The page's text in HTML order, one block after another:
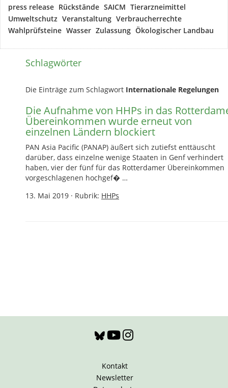
press release Rückstände SAICM Tierarzneimittel
Umweltschutz Veranstaltung Verbraucherrechte
Wahlprüfsteine Wasser Zulassung Ökologischer Landbau
Schlagwörter
Die Einträge zum Schlagwort Internationale Regelungen
Die Aufnahme von HHPs in das
Übereinkommen wurde erneut von
einzelnen Ländern blockiert
PAN Asia Pacific (PANAP) äußert sich zutiefst enttäuscht
darüber, dass einzelne wenige Staaten in Genf verhindert
haben, vier der fünf für das Rotterdamer Übereinkommen
vorgeschlagenen hochgef� …
13. Mai 2019 · Rubrik: HHPs
Kontakt
Newsletter